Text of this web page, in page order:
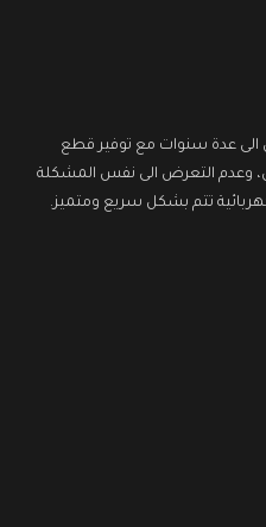
الى عدة سنوات مع توفير قطع
وعدم التعرض الى نفس المشكلة
تتم بشكل سريع ومتميز.